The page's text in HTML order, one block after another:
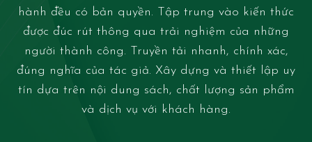
hành đều có bản quyền. Tập trung vào kiến thức
được đúc rút thông qua trải nghiệm của những
người thành công. Truyền tải nhanh, chính xác,
đúng nghĩa của tác giả. Xây dựng và thiết lập uy
tín dựa trên nội dung sách, chất lượng sản phẩm
và dịch vụ với khách hàng.